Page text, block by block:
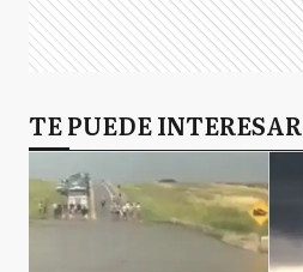
TE PUEDE INTERESAR